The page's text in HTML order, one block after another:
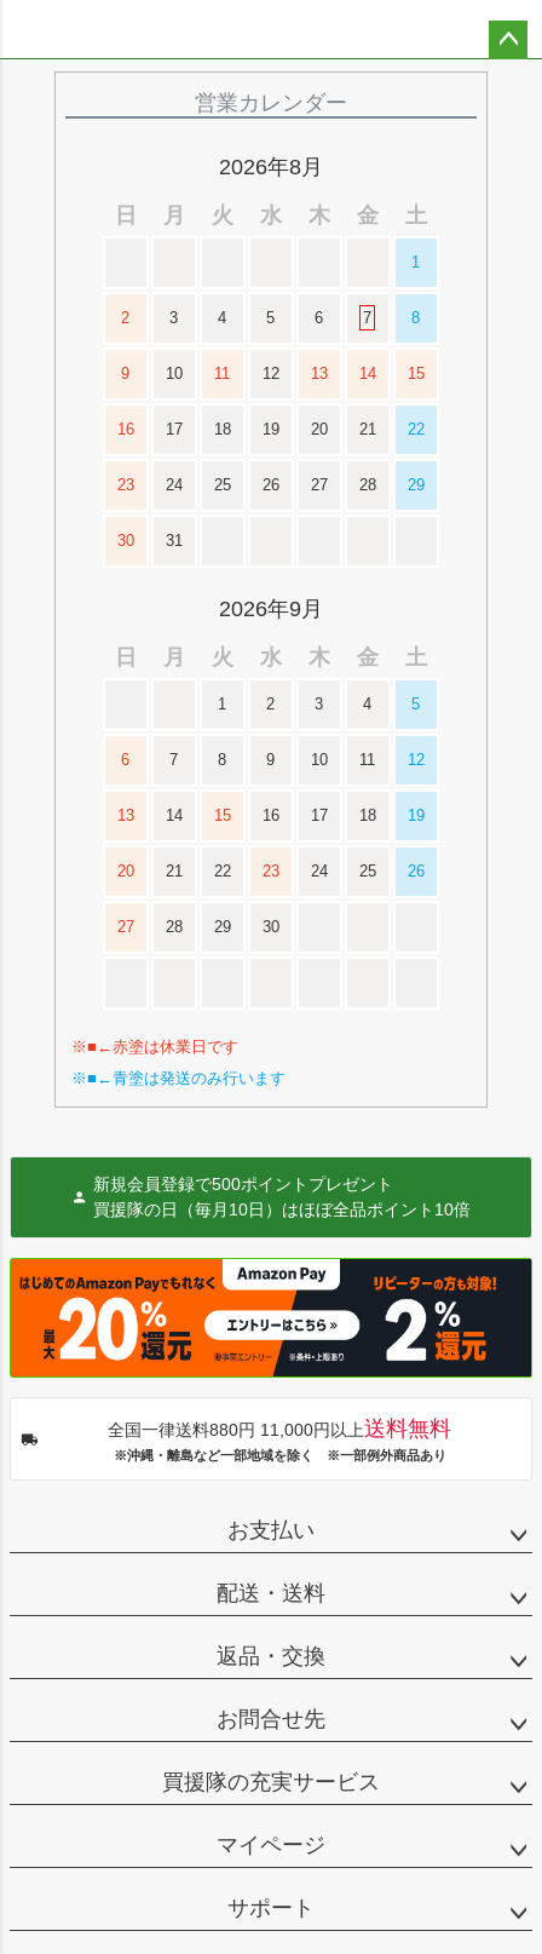
営業カレンダー
2026年8月
日
月 火 水 木 金 土
1
2 3 4 5 6 7 8
9 10 11 12 13 14 15
16 17 18 19 20 21 22
23 24 25 26 27 28 29
30 31
2026年9月
日
月 火 水 木 金 土
1 2 3 4 5
6 7 8 9 10 11 12
13 14 15 16 17 18 19
20 21 22 23 24 25 26
27 28 29 30
※■←赤塗は休業日です
※■←青塗は発送のみ行います
新規会員登録で500ポイントプレゼント
買援隊の日（毎月10日）はほぼ全品ポイント10倍
全国一律送料880円 11,000円以上送料無料
※沖縄・離島など一部地域を除く ※一部例外商品あり
お支払い
配送・送料
返品・交換
お問合せ先
買援隊の充実サービス
マイページ
サポート